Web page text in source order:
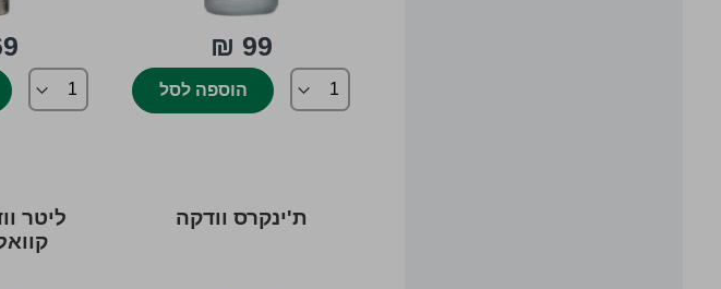
99 ₪
הוספה לסל
₪
ת'ינקרס וודקה
ליטר